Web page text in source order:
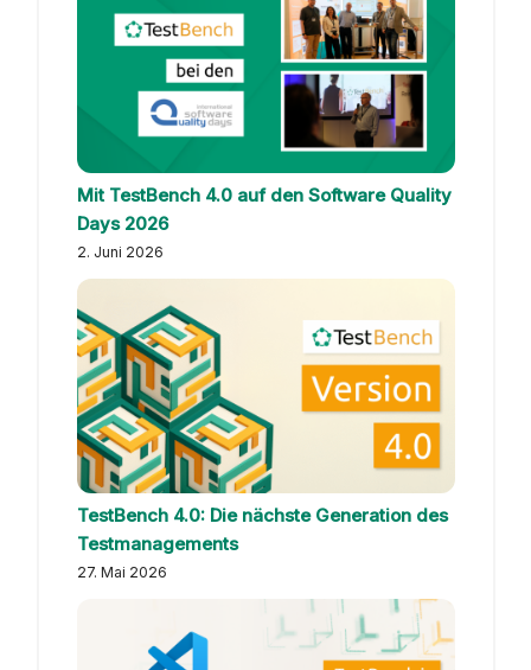
Mit TestBench 4.0 auf den Software Quality
Days 2026
2. Juni 2026
TestBench 4.0: Die nächste Generation des
Testmanagements
27. Mai 2026